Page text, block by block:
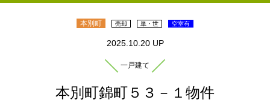
本別町 売却 単・世 空室有
2025.10.20 UP
一戸建て
本別町錦町５３－１物件